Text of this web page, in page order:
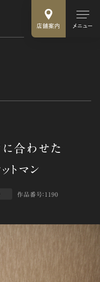
店舗案内 メニュー
作品番号：1190